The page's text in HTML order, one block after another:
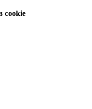
cookie